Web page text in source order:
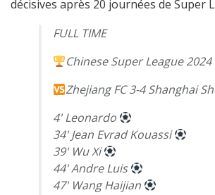
décisives après 20 journées de Super
FULL TIME
Chinese Super League 2024
Zhejiang FC 3-4 Shanghai
4' Leonardo
34' Jean Evrad Kouassi
39' Wu Xi
44' Andre Luis
47' Wang Haijian